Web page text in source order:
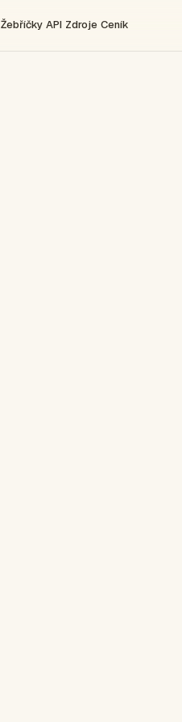
Žebříčky API Zdroje Ceník